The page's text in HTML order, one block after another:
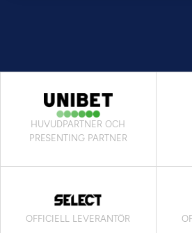
HUVUDPARTNER OCH
PRESENTING PARTNER
OFFICIELL LEVERANTÖR